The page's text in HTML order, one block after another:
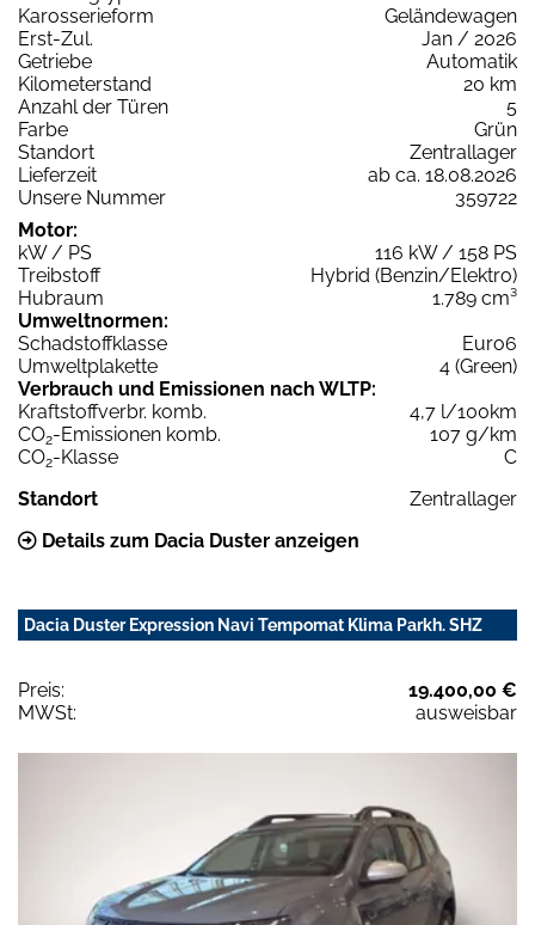
Karosserieform
Geländewagen
Erst-Zul.
Jan / 2026
Getriebe
Automatik
Kilometerstand
20 km
Anzahl der Türen
5
Farbe
Grün
Standort
Zentrallager
Lieferzeit
ab ca. 18.08.2026
Unsere Nummer
359722
Motor:
kW / PS
116 kW / 158 PS
Treibstoff
Hybrid (Benzin/Elektro)
Hubraum
1.789 cm³
Umweltnormen:
Schadstoffklasse
Euro6
Umweltplakette
4 (Green)
Verbrauch und Emissionen nach WLTP:
Kraftstoffverbr. komb.
4,7 l/100km
CO2-Emissionen komb.
107 g/km
CO2-Klasse
C
Standort
Zentrallager
Details zum Dacia Duster anzeigen
Dacia Duster Expression Navi Tempomat Klima Parkh. SHZ
Preis:
19.400,00 €
MWSt:
ausweisbar